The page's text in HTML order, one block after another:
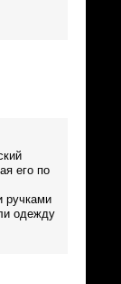
его по
ручками
одежду